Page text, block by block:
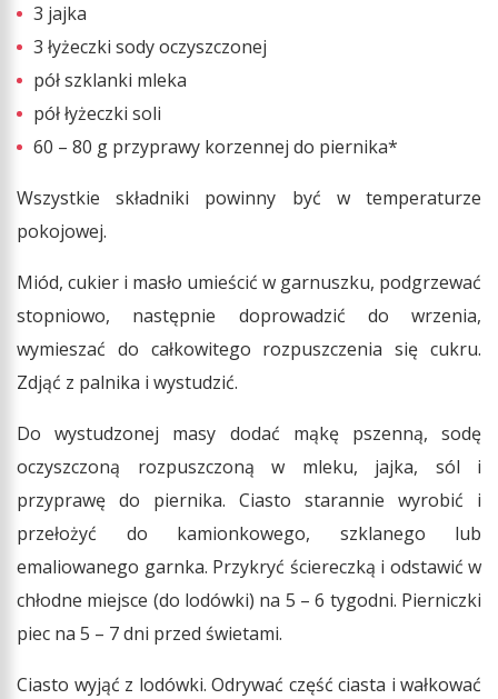
3 jajka
3 łyżeczki sody oczyszczonej
pół szklanki mleka
pół łyżeczki soli
60 – 80 g przyprawy korzennej do piernika*
Wszystkie składniki powinny być w temperaturze
pokojowej.
Miód, cukier i masło umieścić w garnuszku, podgrzewać
stopniowo, następnie doprowadzić do wrzenia,
wymieszać do całkowitego rozpuszczenia się cukru.
Zdjąć z palnika i wystudzić.
Do wystudzonej masy dodać mąkę pszenną, sodę
oczyszczoną rozpuszczoną w mleku, jajka, sól i
przyprawę do piernika. Ciasto starannie wyrobić i
przełożyć do kamionkowego, szklanego lub
emaliowanego garnka. Przykryć ściereczką i odstawić w
chłodne miejsce (do lodówki) na 5 – 6 tygodni. Pierniczki
piec na 5 – 7 dni przed świetami.
Ciasto wyjąć z lodówki. Odrywać część ciasta i wałkować